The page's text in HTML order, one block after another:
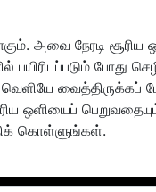
அவை நேரடி சூரிய
போது
வைத்திருக்கப்
ஒளியைப்
கொள்ளுங்கள்.